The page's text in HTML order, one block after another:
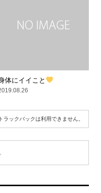
体にイイこと
トラックバックは利用できません。